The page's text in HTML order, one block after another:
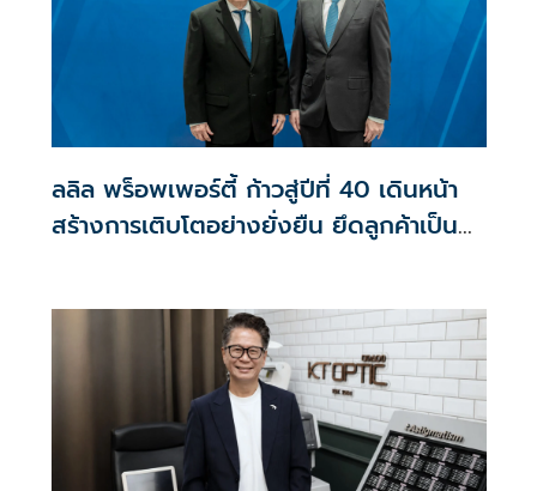
ลลิล พร็อพเพอร์ตี้ ก้าวสู่ปีที่ 40 เดินหน้า
สร้างการเติบโตอย่างยั่งยืน ยึดลูกค้าเป็น